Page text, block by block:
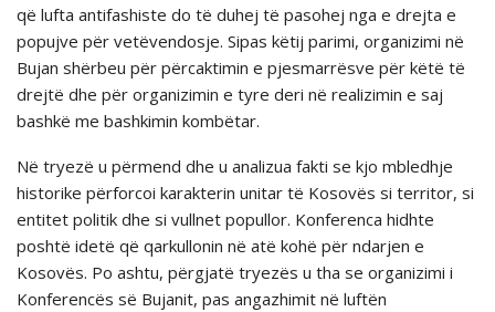
që lufta antifashiste do të duhej të pasohej nga e drejta e
popujve për vetëvendosje. Sipas këtij parimi, organizimi në
Bujan shërbeu për përcaktimin e pjesmarrësve për këtë të
drejtë dhe për organizimin e tyre deri në realizimin e saj
bashkë me bashkimin kombëtar.
Në tryezë u përmend dhe u analizua fakti se kjo mbledhje
historike përforcoi karakterin unitar të Kosovës si territor, si
entitet politik dhe si vullnet popullor. Konferenca hidhte
poshtë idetë që qarkullonin në atë kohë për ndarjen e
Kosovës. Po ashtu, përgjatë tryezës u tha se organizimi i
Konferencës së Bujanit, pas angazhimit në luftën